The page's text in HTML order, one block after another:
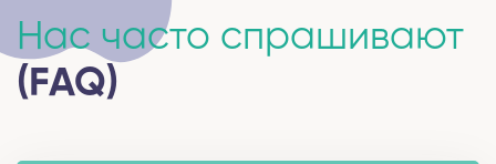
Нас часто спрашивают
(FAQ)